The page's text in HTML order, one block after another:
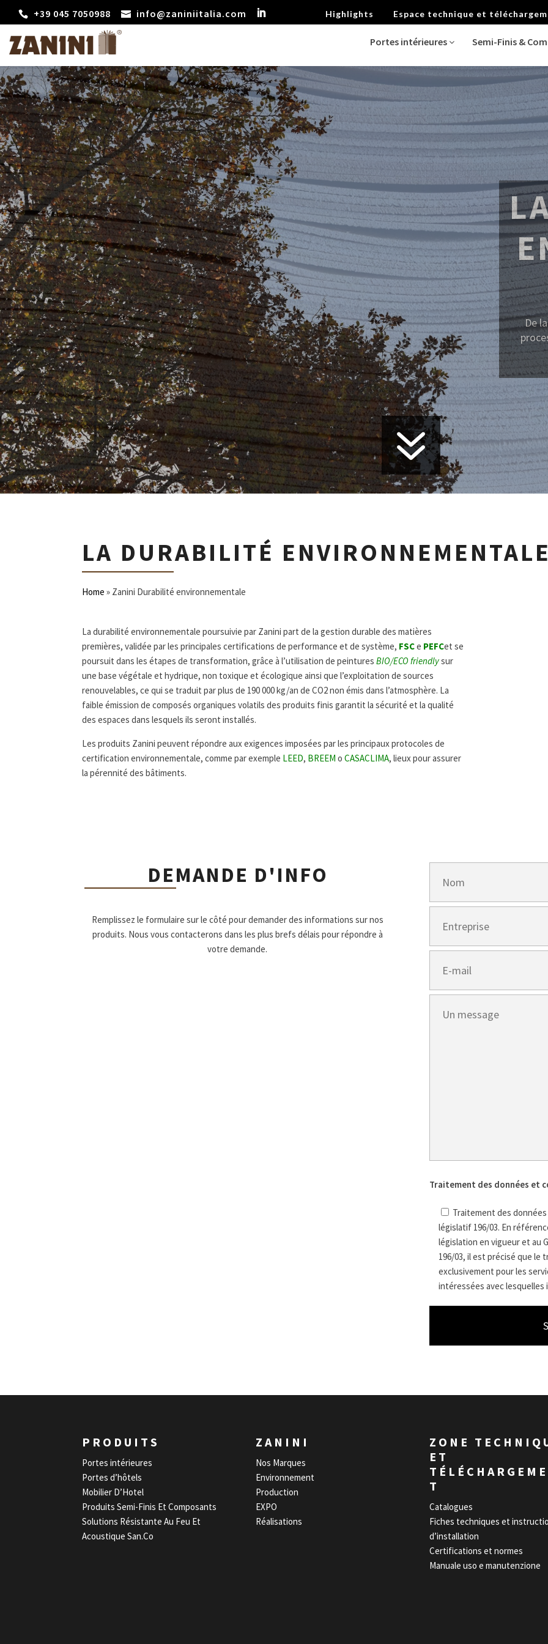
+39 045 7050988 info@zaniniitalia.com Highlights Espace technique et
Portes intérieures Semi-Finis &
La
Zanini
7
LA DURABILITÉ
Home » Zanini Durabilité environnementale
La durabilité environnementale poursuivie par Zanini part de la gestion durable des matières
premières, validée par les principales certifications de performance et de système, FSCe PEFCet se
poursuit dans les étapes de transformation, grâce à l’utilisation de peinturesBIO/ECO friendlysur
une base végétale et hydrique, non toxique et écologique ainsi que l’exploitation de sources
renouvelables, ce qui se traduit par plus de 190 000 kg/an de CO2 non émis dans l’atmosphère. La
faible émission de composés organiques volatils des produits finis garantit la sécurité et la qualité
des espaces dans lesquels ils seront installés.
Les produits Zanini peuvent répondre aux exigences imposées par les principaux protocoles de
certification environnementale, comme par exemple LEED, BREEM oCASACLIMA, lieux pour assurer
la pérennité des bâtiments.
DEMANDE D'INFO
Remplissez le formulaire sur le côté pour demander des informations sur nos
produits. Nous vous contacterons dans les plus brefs délais pour répondre à
votre demande.
Traitement des données et
Traitement des
législatif 196/03. En
législation en vigueur et au
196/03, il est précisé que
exclusivement pour les
intéressées avec
PRODUITS
Portes intérieures
Portes d’hôtels
Mobilier D’Hotel
Produits Semi-Finis Et Composants
Solutions Résistante Au Feu Et
Acoustique San.Co
ZANINI
Nos Marques
Environnement
Production
EXPO
Réalisations
ZONE
ET
T
Catalogues
Fiches techniques et
d’installation
Certifications et normes
Manuale uso e manutenzione